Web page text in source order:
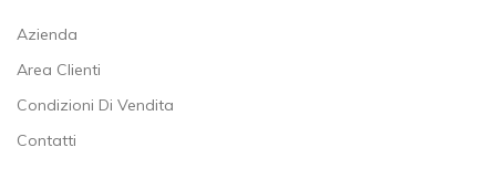
Azienda
Area Clienti
Condizioni Di Vendita
Contatti